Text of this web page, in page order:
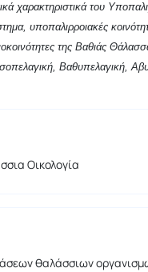
χαρακτηριστικά του
υποπαλιρροιακές
της Βαθιάς
Βαθυπελαγική,
Οικολογία
θαλάσσιων